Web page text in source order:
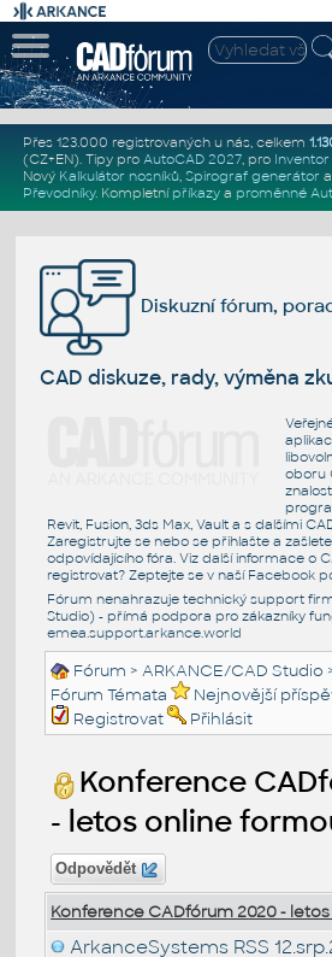
Přes 123.000 registrovaných u nás, celkem
(CZ+EN). Tipy pro AutoCAD 2027, pro
Nový Kalkulátor nosníků, Spirograf generátor a
Převodníky. Kompletní příkazya proměnné
Diskuzní fórum,
CAD diskuze, rady, výměna
oboru
Revit, Fusion, 3ds Max, Vault a s dalšími
Zaregistrujte se nebo se přihlašte a
odpovídajícího fóra. Viz další informace o
registrovat? Zeptejte se v naší Facebook
Fórum nenahrazuje technický support
Studio) - přímá podpora pro zákazníky
emea.support.arkance.world
Fórum >ARKANCE/CAD Studio
Fórum Témata
Nejnovější
Registrovat
Přihlásit
Konference
- letos online
Odpovědět
Konference CADfórum 2020 -
ArkanceSystems RSS